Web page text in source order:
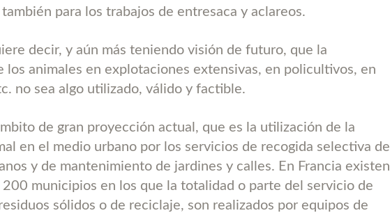
también para los trabajos de entresaca y aclareos.
decir, y aún más teniendo visión de futuro, que la
los animales en explotaciones extensivas, en policultivos, en
no sea algo utilizado, válido y factible.
de gran proyección actual, que es la utilización de la
en el medio urbano por los servicios de recogida selectiva de
y de mantenimiento de jardines y calles. En Francia existen
municipios en los que la totalidad o parte del servicio de
sólidos o de reciclaje, son realizados por equipos de